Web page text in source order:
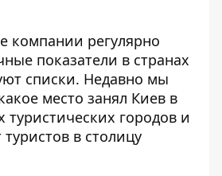
компании регулярно
показатели в странах
списки. Недавно мы
место занял Киев в
туристических городов и
в столицу